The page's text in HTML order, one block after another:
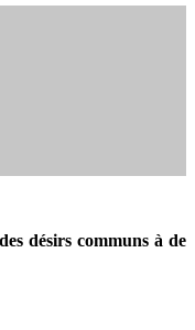
désirs communs à de